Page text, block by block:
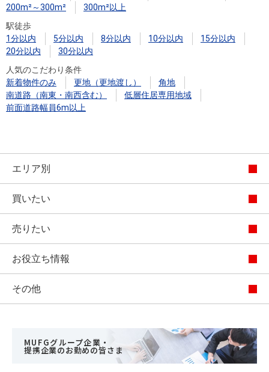
200m²～300m²
300m²以上
駅徒歩
1分以内
5分以内 8分以内 10分以内
15分以内
20分以内
30分以内
人気のこだわり条件
新着物件のみ
更地（更地渡し）
角地
南道路（南東・南西含む）
低層住居専用地域
前面道路幅員6m以上
エリア別
買いたい
売りたい
お役立ち情報
その他
MUFGグループ企業・
提携企業のお勤めの皆さま